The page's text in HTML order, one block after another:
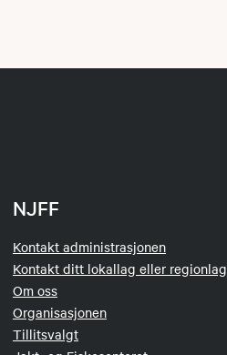
NJFF
Kontakt administrasjonen
Kontakt ditt lokallag eller regionlag
Om oss
Organisasjonen
Tillitsvalgt